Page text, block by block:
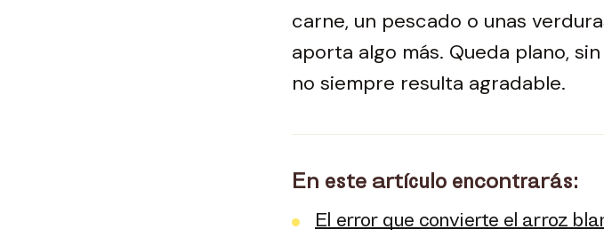
carne, un pescado o unas
aporta algo más. Queda plano,
no siempre resulta agradable.
En este artículo encontrarás:
El error que convierte el arroz